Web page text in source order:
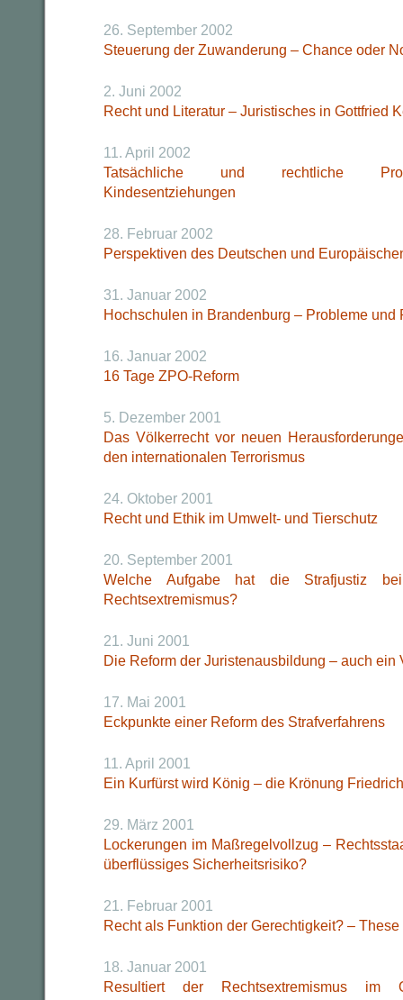
26. September 2002
Steuerung der Zuwanderung – Chance oder
2. Juni 2002
Recht und Literatur – Juristisches in Gottfried
11. April 2002
Tatsächliche und rechtliche
Kindesentziehungen
28. Februar 2002
Perspektiven des Deutschen und
31. Januar 2002
Hochschulen in Brandenburg – Probleme und
16. Januar 2002
16 Tage ZPO-Reform
5. Dezember 2001
Das Völkerrecht vor neuen
den internationalen Terrorismus
24. Oktober 2001
Recht und Ethik im Umwelt- und Tierschutz
20. September 2001
Welche Aufgabe hat die Strafjustiz
Rechtsextremismus?
21. Juni 2001
Die Reform der Juristenausbildung – auch ein
17. Mai 2001
Eckpunkte einer Reform des Strafverfahrens
11. April 2001
Ein Kurfürst wird König – die Krönung
29. März 2001
Lockerungen im Maßregelvollzug –
überflüssiges Sicherheitsrisiko?
21. Februar 2001
Recht als Funktion der Gerechtigkeit? –
18. Januar 2001
Resultiert der Rechtsextremismus